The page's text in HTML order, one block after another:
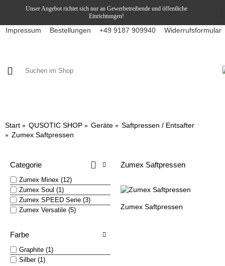
Unser Angebot richtet sich nur an Gewerbetreibende und öffentliche
Einrichtungen!
Impressum Bestellungen +49 9187 909940 Widerrufsformular
Start QUSOTIC SHOP Geräte
Saftpressen / Entsafter
Zumex Saftpressen
Categorie
Zumex Minex (12)
Zumex Soul (1)
Zumex SPEED Serie (3)
Zumex Versatile (5)
Farbe
Graphite (1)
Silber (1)
Zumex Saftpressen
Zumex Saftpressen